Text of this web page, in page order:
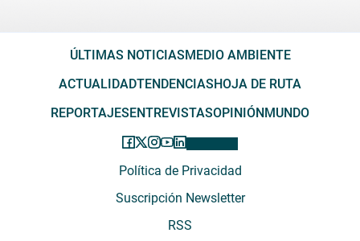
ÚLTIMAS NOTICIASMEDIO AMBIENTE
ACTUALIDADTENDENCIASHOJA DE RUTA
REPORTAJESENTREVISTASOPINIÓNMUNDO
Política de Privacidad
Suscripción Newsletter
RSS